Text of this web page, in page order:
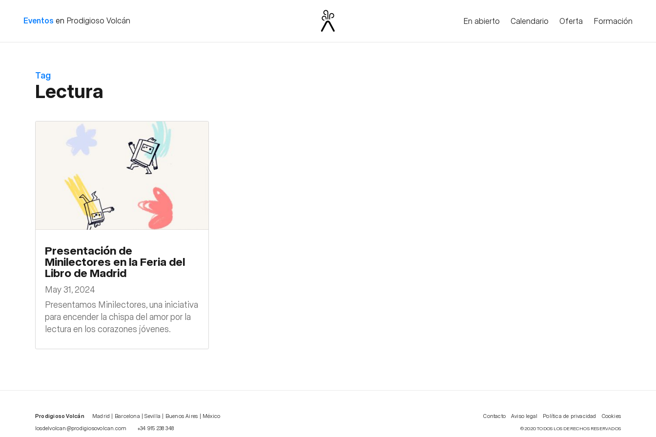
Eventos en Prodigioso Volcán En abierto Calendario Oferta Formación
Tag
Lectura
Presentación de
Minilectores en la Feria del
Libro de Madrid
May 31, 2024
Presentamos Minilectores, una iniciativa
para encender la chispa del amor por la
lectura en los corazones jóvenes.
Prodigioso Volcán
Madrid | Barcelona | Sevilla | Buenos Aires | México
losdelvolcan@prodigiosovolcan.com +34 915 238 348
Contacto Aviso legal Política de privacidad Cookies
© 2020 TODOS LOS DERECHOS RESERVADOS